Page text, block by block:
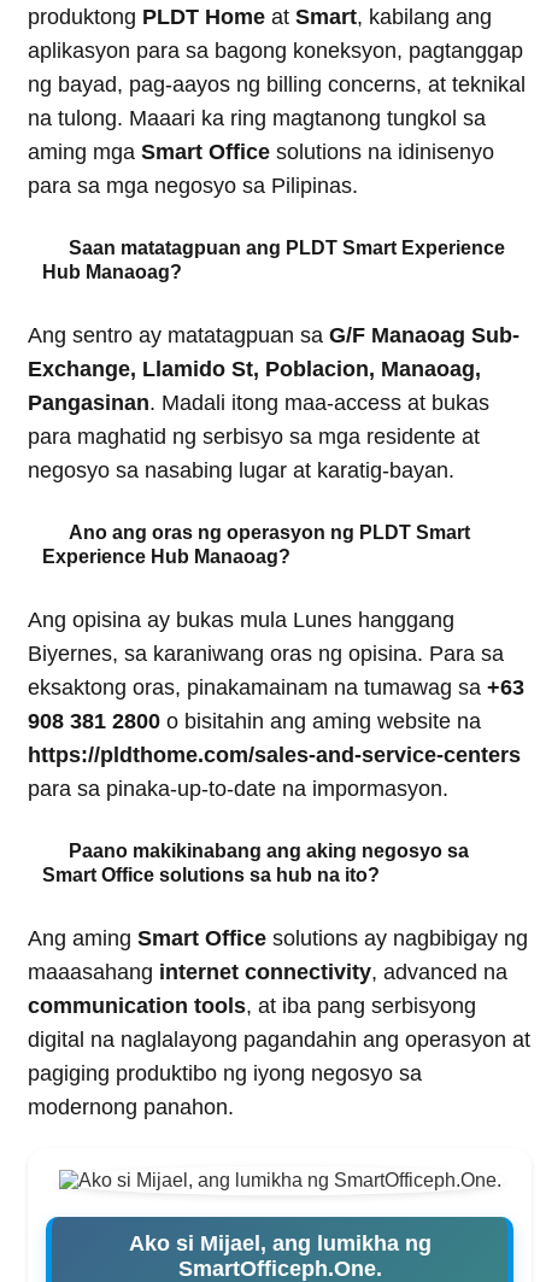
produktong PLDT Home at Smart, kabilang ang
aplikasyon para sa bagong koneksyon, pagtanggap
ng bayad, pag-aayos ng billing concerns, at teknikal
na tulong. Maaari ka ring magtanong tungkol sa
aming mga Smart Office solutions na idinisenyo
para sa mga negosyo sa Pilipinas.
Saan matatagpuan ang PLDT Smart Experience
Hub Manaoag?
Ang sentro ay matatagpuan sa G/F Manaoag Sub-
Exchange, Llamido St, Poblacion, Manaoag,
Pangasinan. Madali itong maa-access at bukas
para maghatid ng serbisyo sa mga residente at
negosyo sa nasabing lugar at karatig-bayan.
Ano ang oras ng operasyon ng PLDT Smart
Experience Hub Manaoag?
Ang opisina ay bukas mula Lunes hanggang
Biyernes, sa karaniwang oras ng opisina. Para sa
eksaktong oras, pinakamainam na tumawag sa +63
908 381 2800 o bisitahin ang aming website na
https://pldthome.com/sales-and-service-centers
para sa pinaka-up-to-date na impormasyon.
Paano makikinabang ang aking negosyo sa
Smart Office solutions sa hub na ito?
Ang aming Smart Office solutions ay nagbibigay ng
maaasahang internet connectivity, advanced na
communication tools, at iba pang serbisyong
digital na naglalayong pagandahin ang operasyon at
pagiging produktibo ng iyong negosyo sa
modernong panahon.
Ako si Mijael, ang lumikha ng
SmartOfficeph.One.